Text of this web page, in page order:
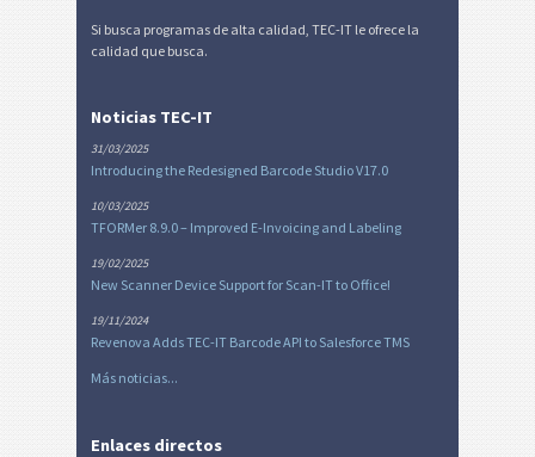
Si busca programas de alta calidad, TEC-IT le ofrece la
calidad que busca.
Noticias TEC-IT
31/03/2025
Introducing the Redesigned Barcode Studio V17.0
10/03/2025
TFORMer 8.9.0 – Improved E-Invoicing and Labeling
19/02/2025
New Scanner Device Support for Scan-IT to Office!
19/11/2024
Revenova Adds TEC-IT Barcode API to Salesforce TMS
Más noticias...
Enlaces directos